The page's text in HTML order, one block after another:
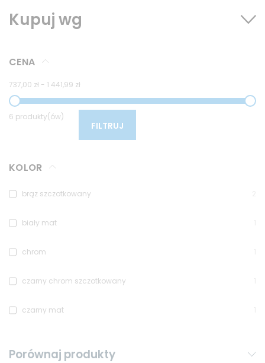
Kupuj wg
CENA
737,00 zł - 1 441,99 zł
6 produkty(ów)
FILTRUJ
KOLOR
brąz szczotkowany
biały mat
chrom
czarny chrom szczotkowany
czarny mat
Porównaj produkty